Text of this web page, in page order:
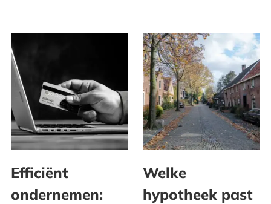
Efficiënt
ondernemen:
Welke
hypotheek past